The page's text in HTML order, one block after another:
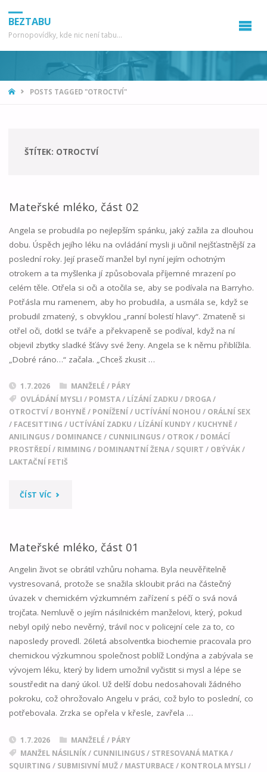
BEZTABU
Pornopovídky, kde nic není tabu...
HOMEPOSTS TAGGED "OTROCTVÍ"
ŠTÍTEK: OTROCTVÍ
Mateřské mléko, část 02
Angela se probudila po nejlepším spánku, jaký zažila za dlouhou
dobu. Úspěch jejího léku na ovládání mysli ji učinil nejšťastnější za
poslední roky. Její prasečí manžel byl nyní jejím ochotným
otrokem a ta myšlenka jí způsobovala příjemné mrazení po
celém těle. Otřela si oči a otočila se, aby se podívala na Barryho.
Potřásla mu ramenem, aby ho probudila, a usmála se, když se
probudil zmatený, s obvyklou „ranní bolestí hlavy“. Zmateně si
otřel oči, dotkl se tváře a překvapeně se podíval, když na ní
objevil zbytky sladké šťávy své ženy. Angela se k němu přiblížila.
„Dobré ráno…“ začala. „Chceš zkusit …
1.7.2026
MANŽELÉ / PÁRY
OVLÁDÁNÍ MYSLI / POMSTA/ LÍZÁNÍ ZADKU / DROGA/
OTROCTVÍ / BOHYNĚ / PONÍŽENÍ / UCTÍVÁNÍ NOHOU / ORÁLNÍ SEX
/ FACESITTING / UCTÍVÁNÍ ZADKU / LÍZÁNÍ KUNDY/ KUCHYNĚ /
ANILINGUS/ DOMINANCE / CUNNILINGUS/ OTROK/ DOMÁCÍ
PROSTŘEDÍ / RIMMING / DOMINANTNÍ ŽENA/ SQUIRT / OBÝVÁK/
LAKTAČNÍ FETIŠ
ČÍST VÍC"MATEŘSKÉ
ČÁST
02"
Mateřské mléko, část 01
Angelin život se obrátil vzhůru nohama. Byla neuvěřitelně
vystresovaná, protože se snažila skloubit práci na částečný
úvazek v chemickém výzkumném zařízení s péčí o svá nová
trojčata. Nemluvě o jejím násilnickém manželovi, který, pokud
nebyl opilý nebo nevěrný, trávil noc v policejní cele za to, co
naposledy provedl. 26letá absolventka biochemie pracovala pro
chemickou výzkumnou společnost poblíž Londýna a zabývala se
vývojem léku, který by lidem umožnil vyčistit si mysl a lépe se
soustředit na daný úkol. Už delší dobu nedosahovali žádného
pokroku, což ohrožovalo Angelu v práci, což bylo to poslední, co
potřebovala. Zrzka se opřela v křesle, zavřela …
1.7.2026
MANŽELÉ / PÁRY
MANŽEL NÁSILNÍK/ CUNNILINGUS/ STRESOVANÁ MATKA/
SQUIRTING / SUBMISIVNÍ MUŽ/ MASTURBACE / KONTROLA MYSLI /